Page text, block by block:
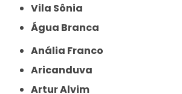
Vila Sônia
Água Branca
Anália Franco
Aricanduva
Artur Alvim